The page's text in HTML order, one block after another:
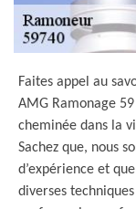
Faites appel au
AMG Ramonage
cheminée dans la
Sachez que, nous
d’expérience et
diverses